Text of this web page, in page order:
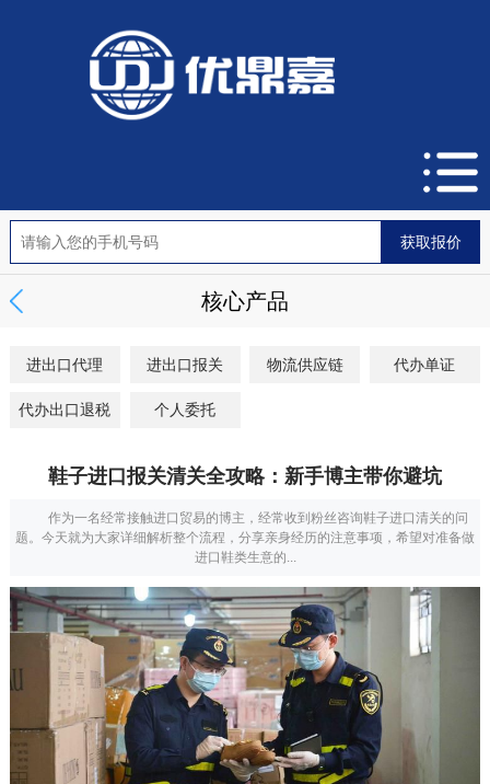
核心产品
进出口代理 进出口报关 物流供应链 代办单证
代办出口退税 个人委托
鞋子进口报关清关全攻略：新手博主带你避坑
作为一名经常接触进口贸易的博主，经常收到粉丝咨询鞋子进口清关的问
题。今天就为大家详细解析整个流程，分享亲身经历的注意事项，希望对准备做
进口鞋类生意的...